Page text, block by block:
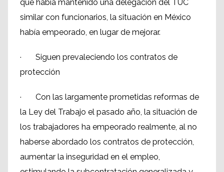
que había mantenido una delegación del TUC
similar con funcionarios, la situación en México
había empeorado, en lugar de mejorar.
· Siguen prevaleciendo los contratos de
protección
· Con las largamente prometidas reformas de
la Ley del Trabajo el pasado año, la situación de
los trabajadores ha empeorado realmente, al no
haberse abordado los contratos de protección,
aumentar la inseguridad en el empleo,